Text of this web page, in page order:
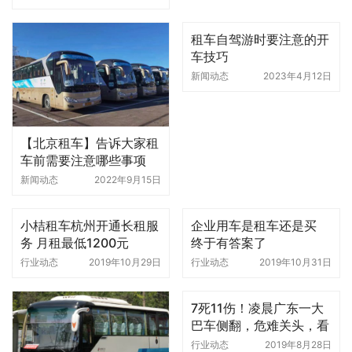
【北京租车】告诉大家租
车前需要注意哪些事项
新闻动态 2022年9月15日
租车自驾游时要注意的开
车技巧
新闻动态 2023年4月12日
小桔租车杭州开通长租服
务 月租最低1200元
行业动态 2019年10月29日
企业用车是租车还是买
终于有答案了
行业动态 2019年10月31日
7死11伤！凌晨广东一大
巴车侧翻，危难关头，看
过这个或许能救命！
行业动态 2019年8月28日